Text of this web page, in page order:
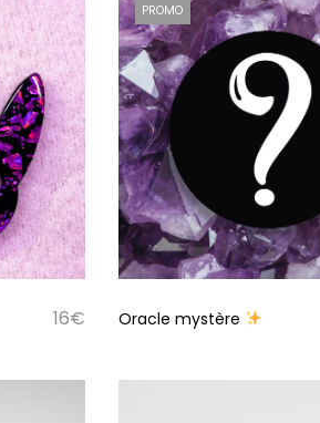
16€
PROMO
Oracle mystère